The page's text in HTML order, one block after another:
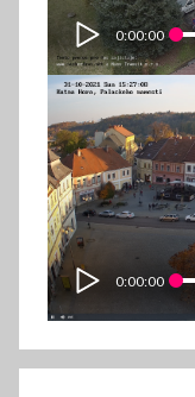
0:00:00
0:00:00